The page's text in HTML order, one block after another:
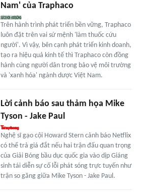
Nam' của Traphaco
Trên hành trình phát triển bền vững, Traphaco
luôn đặt trên vai sứ mệnh 'làm thuốc cứu
người'. Vì vậy, bên cạnh phát triển kinh doanh,
tạo ra hiệu quả kinh tế thì Traphaco còn đồng
hành cùng người dân trong bảo vệ môi trường
và 'xanh hóa' ngành dược Việt Nam.
Lời cảnh báo sau thảm họa Mike
Tyson - Jake Paul
Nghệ sĩ gạo cội Howard Stern cảnh báo Netflix
có thể trả giá đắt nếu hai trận đấu quan trọng
của Giải Bóng bầu dục quốc gia vào dịp Giáng
sinh tái diễn sự cố lỗi phát sóng trực tuyến như
trận so găng giữa Mike Tyson - Jake Paul.